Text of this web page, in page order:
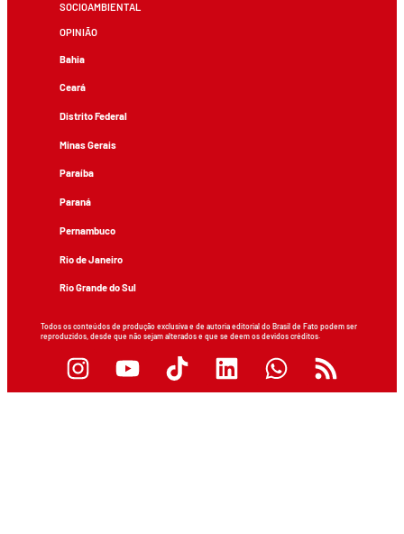
SOCIOAMBIENTAL
OPINIÃO
Bahia
Ceará
Distrito Federal
Minas Gerais
Paraíba
Paraná
Pernambuco
Rio de Janeiro
Rio Grande do Sul
Todos os conteúdos de produção exclusiva e de autoria editorial do Brasil de Fato podem ser
reproduzidos, desde que não sejam alterados e que se deem os devidos créditos.